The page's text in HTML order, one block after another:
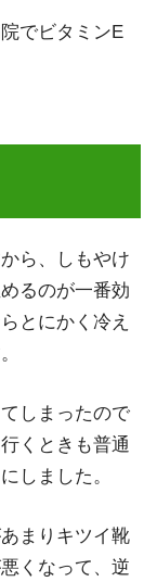
でビタミンE
ら、しもやけ
るのが一番効
とにかく冷え
しまったので
くときも普通
しました。
まりキツイ靴
くなって、逆